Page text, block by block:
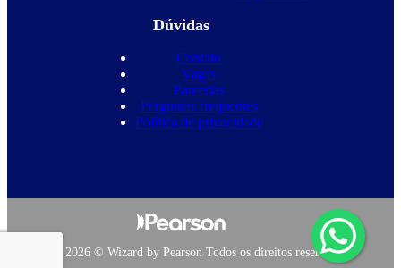
Dúvidas
Contato
Vagas
Parcerias
Perguntas frequentes
Política de privacidade
Copyright 2026 © Wizard by Pearson Todos os direitos reservados.